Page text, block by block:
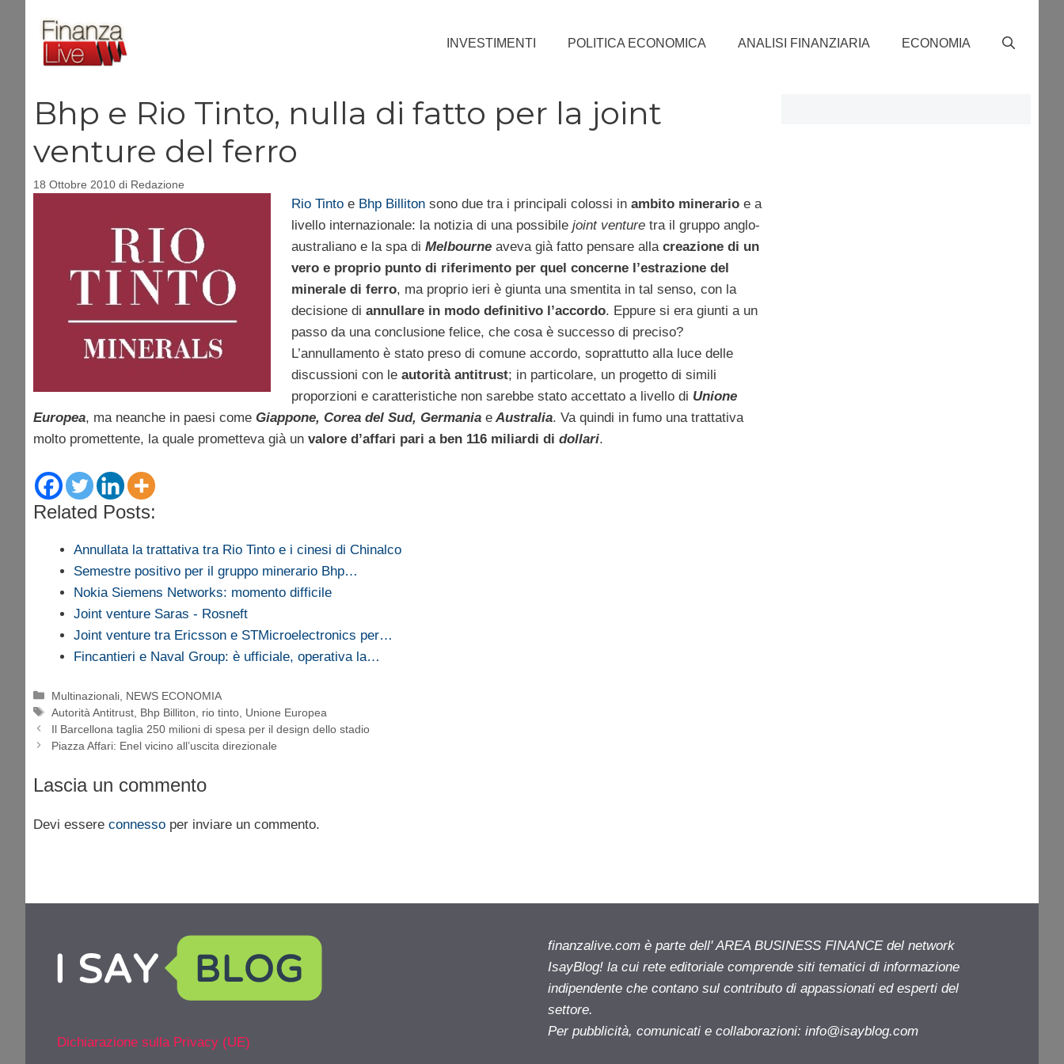
contenuto
INVESTIMENTI POLITICA ECONOMICA ANALISI FINANZIARIA ECONOMIA
Bhp e Rio Tinto, nulla di fatto per la joint
venture del ferro
18 Ottobre 2010 di Redazione
Rio Tintoe Bhp Billitonsono due tra i principali colossi in ambito minerarioe a
livello internazionale: la notizia di una possibile joint venturetra il gruppo anglo-
australiano e la spa di Melbourneaveva già fatto pensare alla creazione di un
vero e proprio punto di riferimento per quel concerne l’estrazione del
minerale di ferro, ma proprio ieri è giunta una smentita in tal senso, con la
decisione di annullare in modo definitivo l’accordo. Eppure si era giunti a un
passo da una conclusione felice, che cosa è successo di preciso?
L’annullamento è stato preso di comune accordo, soprattutto alla luce delle
discussioni con le autorità antitrust; in particolare, un progetto di simili
proporzioni e caratteristiche non sarebbe stato accettato a livello di Unione
Europea, ma neanche in paesi come Giappone, Corea del Sud, Germania e Australia. Va quindi in fumo una trattativa
molto promettente, la quale prometteva già un valore d’affari pari a ben 116 miliardi di dollari.
Related Posts:
Annullata la trattativa tra Rio Tinto e i cinesi di Chinalco
Semestre positivo per il gruppo minerario Bhp…
Nokia Siemens Networks: momento difficile
Joint venture Saras - Rosneft
Joint venture tra Ericsson e STMicroelectronics per…
Fincantieri e Naval Group: è ufficiale, operativa la…
Categorie
Multinazionali NEWS ECONOMIA
Tag
Autorità Antitrust Bhp Billiton rio tinto Unione Europea
Il Barcellona taglia 250 milioni di spesa per il design dello stadio
Piazza Affari: Enel vicino all’uscita direzionale
Lascia un commento
Devi essere connesso per inviare un commento.
Dichiarazione sulla Privacy (UE)
finanzalive.com è parte dell' AREA BUSINESS FINANCE del network
IsayBlog! la cui rete editoriale comprende siti tematici di informazione
indipendente che contano sul contributo di appassionati ed esperti del
settore.
Per pubblicità, comunicati e collaborazioni: info@isayblog.com